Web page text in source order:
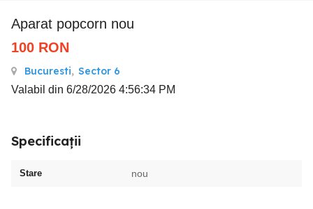
aparat popcorn nou
100 RON
Bucuresti, Sector 6
Valabil din 6/28/2026 4:56:34 PM
Specificații
Stare nou